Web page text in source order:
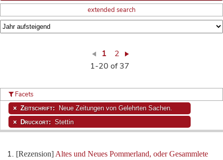
extended search
1
2
1-20 of 37
[Rezension] Altes und Neues Pommerland, oder Gesammlete
Facets
Zeitschrift: Neue Zeitungen von Gelehrten Sachen.
Druckort: Stettin